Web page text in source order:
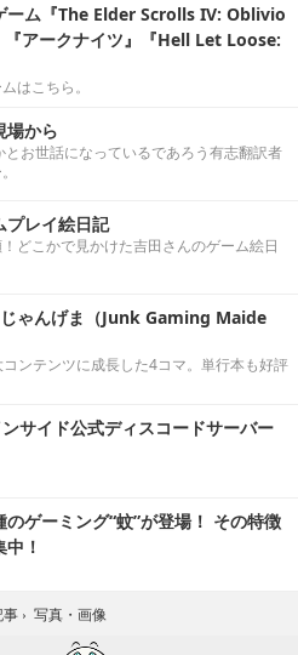
ーム『The Elder Scrolls IV: Oblivio
アークナイツ』『Hell Let Loose:
はこちら。
場から
とお世話になっているであろう有志翻訳者
プレイ絵日記
どこかで見かけた吉田さんのゲーム絵日
じゃんげま（Junk Gaming Maide
ンテンツに成長した4コマ。単行本も好評
サイド公式ディスコードサーバー
のゲーミング“蚊”が登場！ その特徴
！
事 › 写真・画像